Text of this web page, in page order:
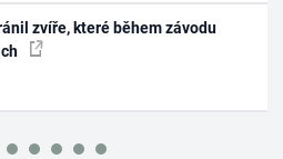
zvíře, které během závodu